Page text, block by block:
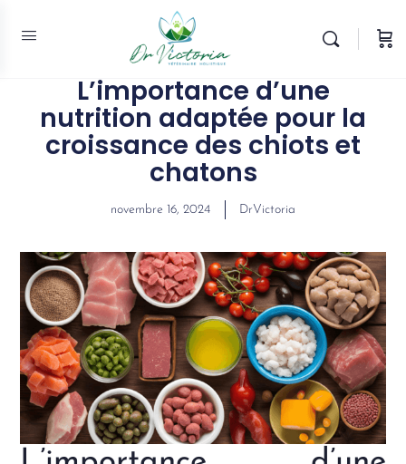
L’importance d’une
nutrition adaptée pour la
croissance des chiots et
chatons
novembre 16, 2024 DrVictoria